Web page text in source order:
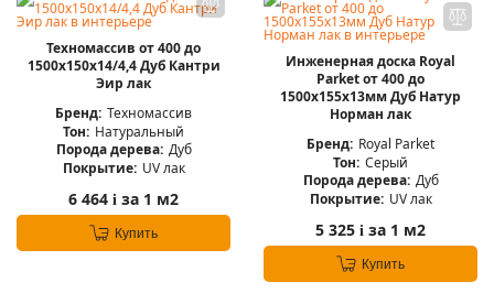
Техномассив от 400 до
1500х150х14/4,4 Дуб Кантри
Эир лак
Бренд: Техномассив
Тон: Натуральный
Порода дерева: Дуб
Покрытие: UV лак
6 464 i за 1 м2
Купить
Инженерная доска Royal
Parket от 400 до
1500х155х13мм Дуб Натур
Норман лак
Бренд: Royal Parket
Тон: Серый
Порода дерева: Дуб
Покрытие: UV лак
5 325 i за 1 м2
Купить